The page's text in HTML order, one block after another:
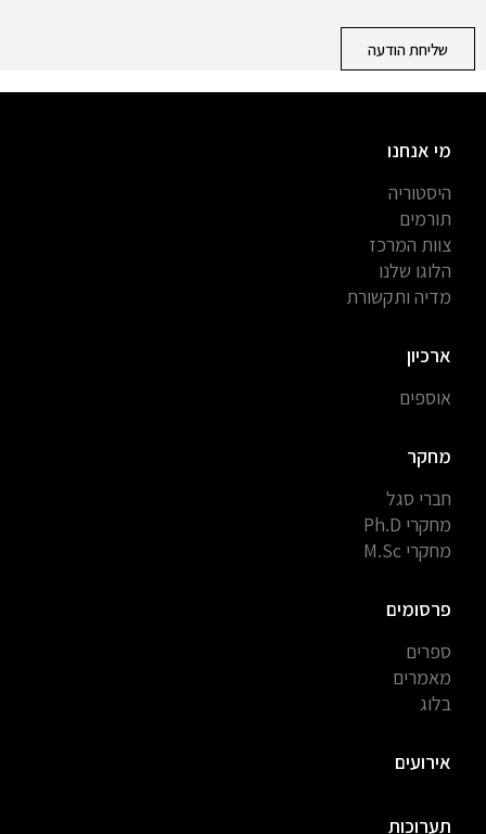
שליחת הודעה
מי אנחנו
היסטוריה
תורמים
צוות המרכז
הלוגו שלנו
מדיה ותקשורת
ארכיון
אוספים
מחקר
חברי סגל
מחקרי Ph.D
מחקרי M.Sc
פרסומים
ספרים
מאמרים
בלוג
אירועים
תערוכות